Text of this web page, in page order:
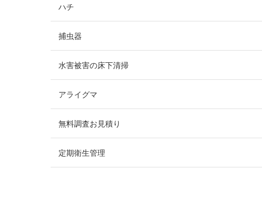
ハチ
捕虫器
水害被害の床下清掃
アライグマ
無料調査お見積り
定期衛生管理